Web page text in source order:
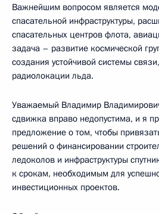
Важнейшим вопросом является
спасательной инфраструктуры,
спасательных центров флота,
задача – развитие космической
создания устойчивой системы
радиолокации льда.
Уважаемый Владимир
сдвижка вправо недопустима, и я
предложение о том, чтобы
решений о финансировании
ледоколов и инфраструктуры
к срокам, необходимым для
инвестиционных проектов.